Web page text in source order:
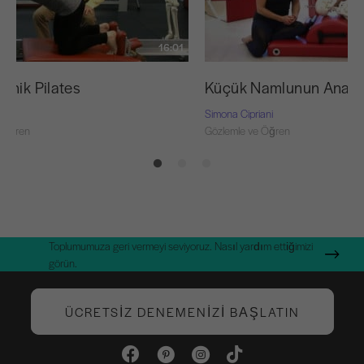
16:01
Pilates Küçük Namlunun
Simona Cipriani
Gözlemle ve Öğren
Toplumumuza geri vermeyi seviyoruz. Nasıl yardım ettiğimizi
görün.
ÜCRETSIZ DENEMENIZI BAŞLATIN